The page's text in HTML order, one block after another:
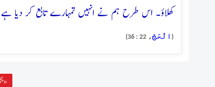
کھلاؤ۔ اس طرح ہم نے انہیں تمہارے تابع کر دیا ہے
( الْحَجّ ، 22 : 36)
پچھلی آیت »